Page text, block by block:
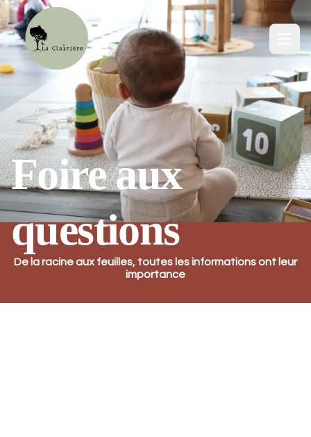
Foire aux
questions
De la racine aux feuilles, toutes les informations ont leur
importance